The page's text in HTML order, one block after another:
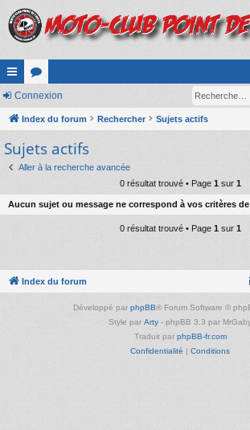
cc
ès
ra
pi
or
u
m
s
Connexion
Index du forum Rechercher Sujets actifs
Sujets actifs
Aller à la recherche avancée
0 résultat trouvé • Page 1sur 1
Aucun sujet ou message ne correspond à vos critères
0 résultat trouvé • Page 1 sur 1
Index du forum
Développé par phpBB® Forum Software ©
Style par Arty - phpBB 3.3 par
Traduit par phpBB-fr.com
Confidentialité | Conditions